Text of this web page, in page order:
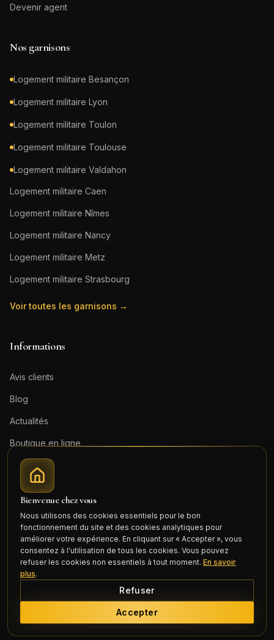
Devenir agent
Nos garnisons
Logement militaire Besançon
Logement militaire Lyon
Logement militaire Toulon
Logement militaire Toulouse
Logement militaire Valdahon
Logement militaire Caen
Logement militaire Nîmes
Logement militaire Nancy
Logement militaire Metz
Logement militaire Strasbourg
Voir toutes les garnisons →
Informations
Avis clients
Blog
Actualités
Boutique en ligne
Contact
Mentions légales
Connexion
Bienvenue chez vous
Nous utilisons des cookies essentiels pour le bon
fonctionnement du site et des cookies analytiques pour
améliorer votre expérience. En cliquant sur « Accepter », vous
consentez à l'utilisation de tous les cookies. Vous pouvez
refuser les cookies non essentiels à tout moment. En savoir
plus.
Refuser
Accepter